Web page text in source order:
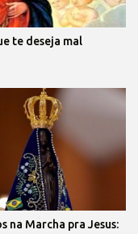
te deseja mal
na Marcha pra Jesus: